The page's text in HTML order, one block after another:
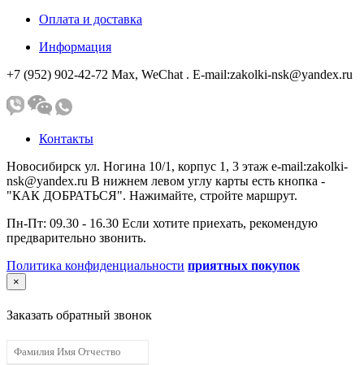
Оплата и доставка
Информация
+7 (952) 902-42-72 Мах, WeChat . E-mail:zakolki-nsk@yandex.ru
Контакты
Новосибирск ул. Ногина 10/1, корпус 1, 3 этаж e-mail:zakolki-
nsk@yandex.ru В нижнем левом углу карты есть кнопка -
"КАК ДОБРАТЬСЯ". Нажимайте, стройте маршрут.
Пн-Пт: 09.30 - 16.30 Если хотите приехать, рекомендую
предварительно звонить.
Политика конфиденциальности приятных покупок
×
Заказать обратный звонок